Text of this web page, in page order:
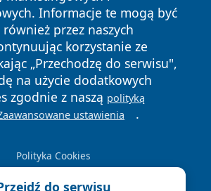
Informacje te mogą być
przez naszych
korzystanie ze
„Przechodzę do serwisu",
na użycie dodatkowych
zgodnie z naszą polityką
ustawienia .
Polityka Cookies
do serwisu
Polityka
Prywatności
Polityka
Cookies